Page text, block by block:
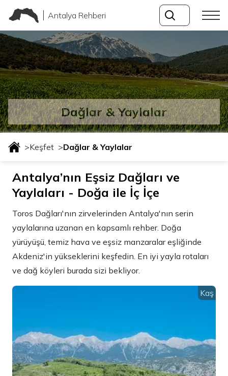
Antalya Rehberi
Dağlar & Yaylalar
>Keşfet >Dağlar & Yaylalar
Antalya’nın Eşsiz Dağları ve
Yaylaları - Doğa ile İç İçe
Toros Dağları'nın zirvelerinden Antalya'nın serin
yaylalarına uzanan en kapsamlı rehber. Doğa
yürüyüşü, temiz hava ve eşsiz manzaralar eşliğinde
Akdeniz'in yükseklerini keşfedin. En iyi yayla rotaları
ve dağ köyleri burada sizi bekliyor.
Kaş